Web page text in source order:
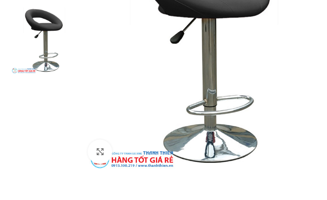
Click to enlarge